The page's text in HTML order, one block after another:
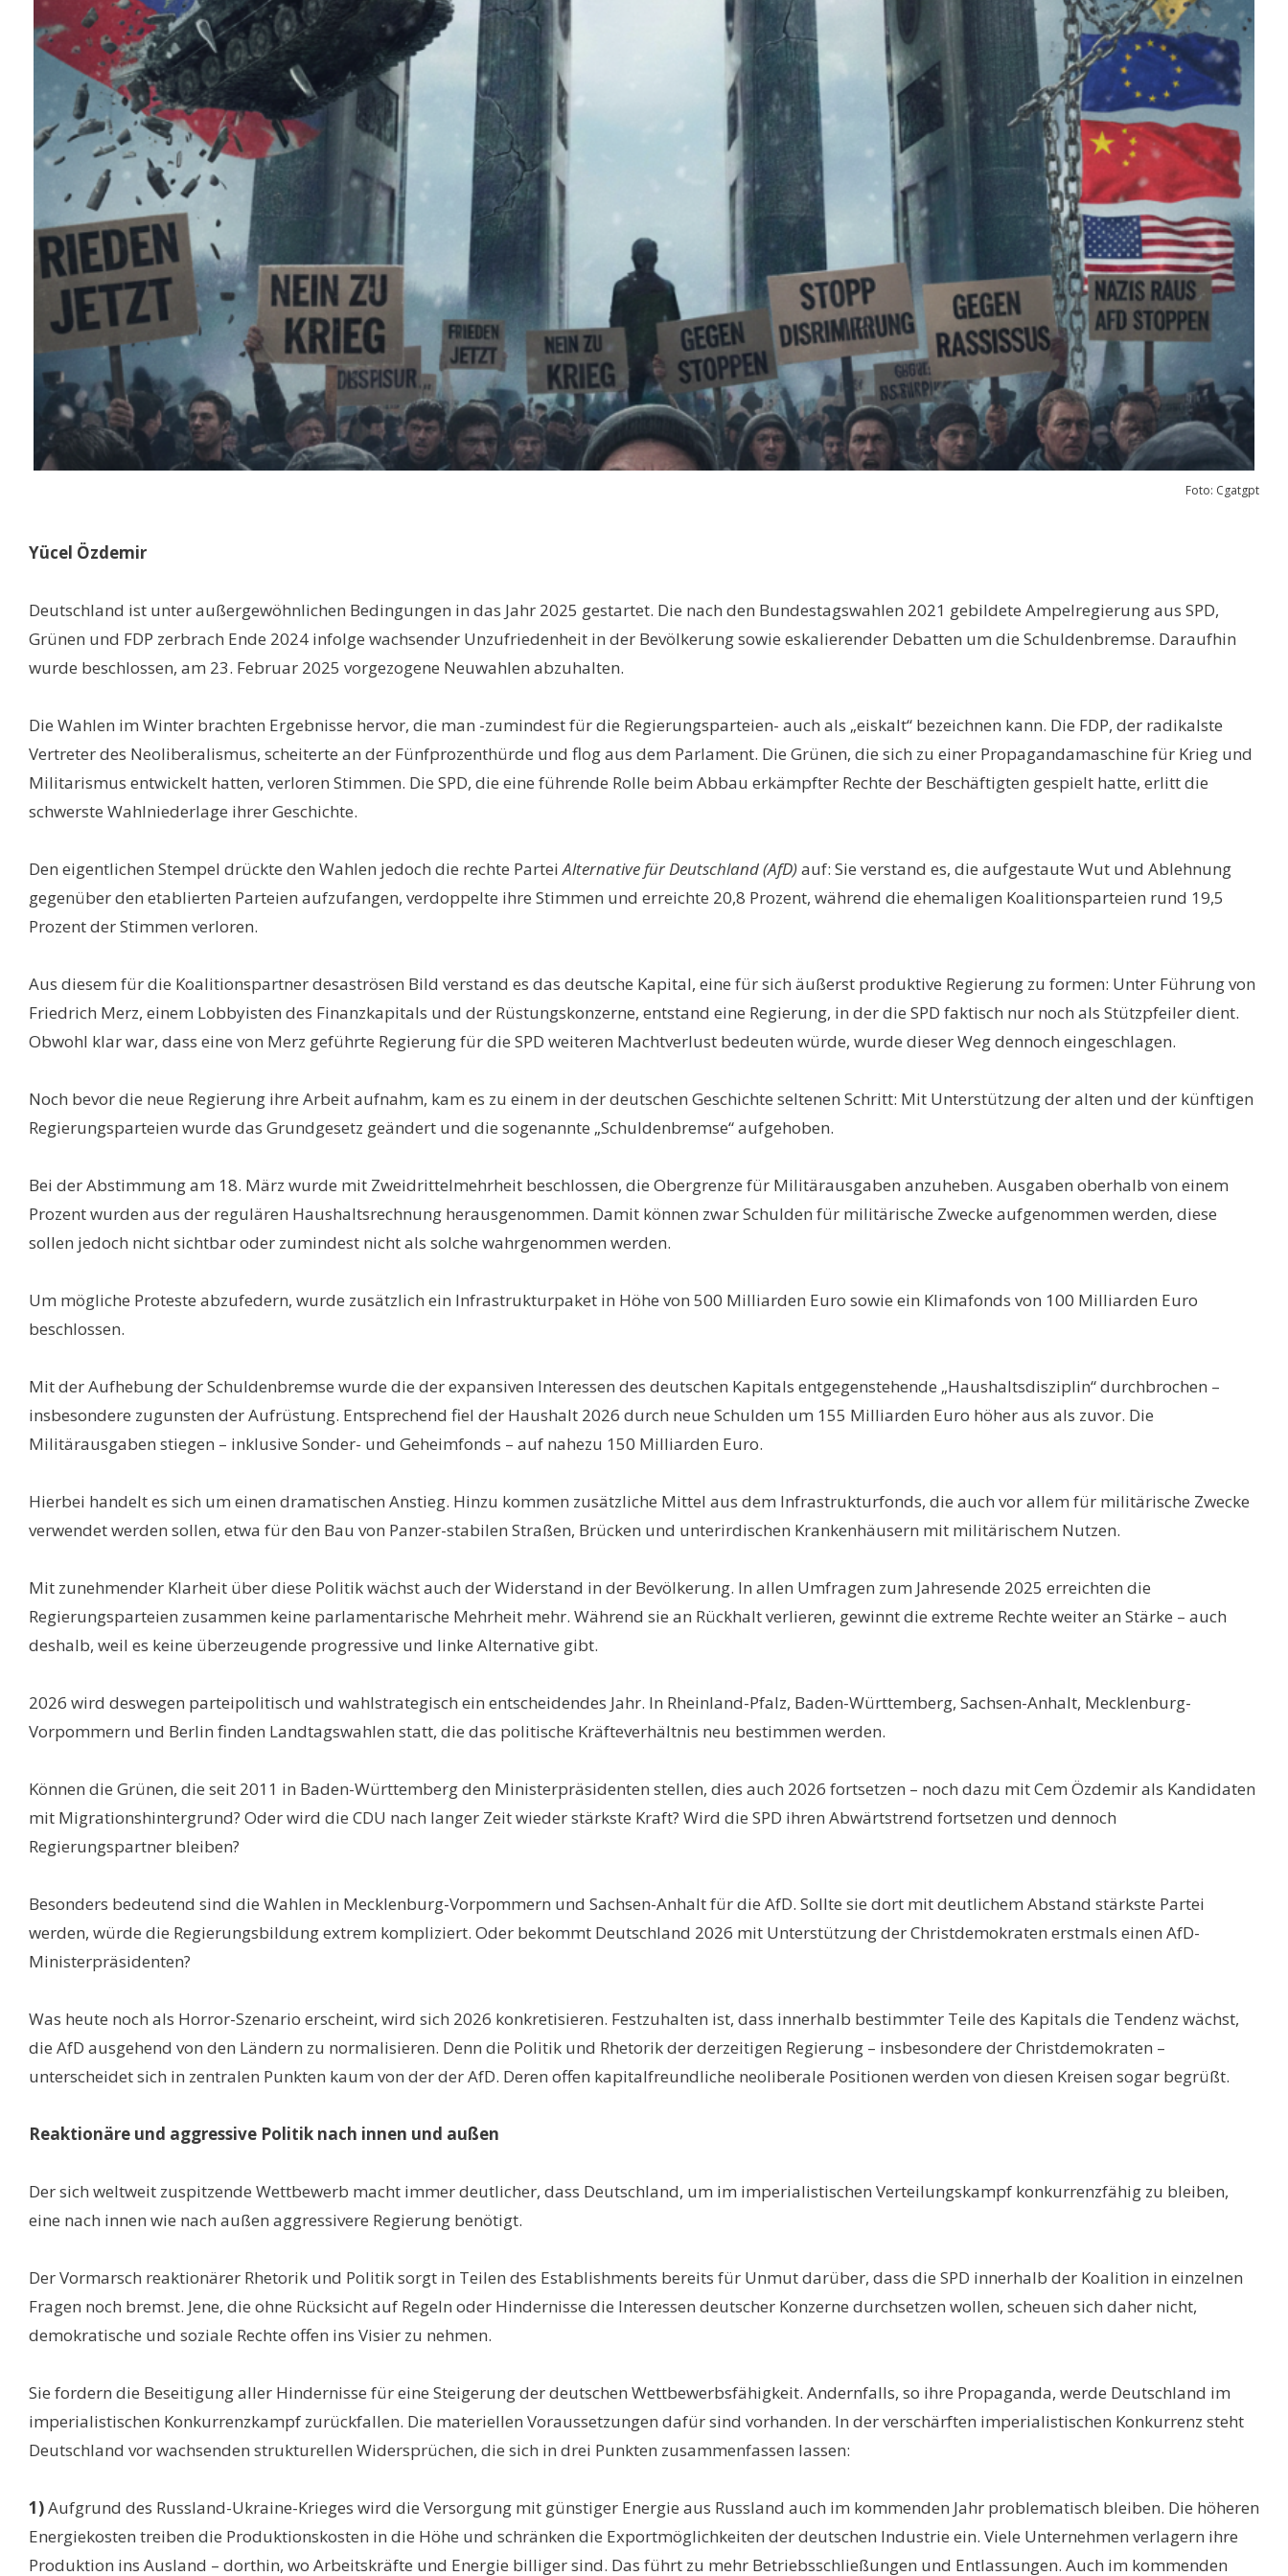
Foto: Cgatgpt
Yücel Özdemir
Deutschland ist unter außergewöhnlichen Bedingungen in das Jahr 2025 gestartet. Die nach den Bundestagswahlen 2021 gebildete Ampelregierung aus SPD,
Grünen und FDP zerbrach Ende 2024 infolge wachsender Unzufriedenheit in der Bevölkerung sowie eskalierender Debatten um die Schuldenbremse. Daraufhin
wurde beschlossen, am 23. Februar 2025 vorgezogene Neuwahlen abzuhalten.
Die Wahlen im Winter brachten Ergebnisse hervor, die man -zumindest für die Regierungsparteien- auch als „eiskalt“ bezeichnen kann. Die FDP, der radikalste
Vertreter des Neoliberalismus, scheiterte an der Fünfprozenthürde und flog aus dem Parlament. Die Grünen, die sich zu einer Propagandamaschine für Krieg und
Militarismus entwickelt hatten, verloren Stimmen. Die SPD, die eine führende Rolle beim Abbau erkämpfter Rechte der Beschäftigten gespielt hatte, erlitt die
schwerste Wahlniederlage ihrer Geschichte.
Den eigentlichen Stempel drückte den Wahlen jedoch die rechte ParteiAlternative für Deutschland (AfD)auf: Sie verstand es, die aufgestaute Wut und Ablehnung
gegenüber den etablierten Parteien aufzufangen, verdoppelte ihre Stimmen und erreichte 20,8 Prozent, während die ehemaligen Koalitionsparteien rund 19,5
Prozent der Stimmen verloren.
Aus diesem für die Koalitionspartner desaströsen Bild verstand es das deutsche Kapital, eine für sich äußerst produktive Regierung zu formen: Unter Führung von
Friedrich Merz, einem Lobbyisten des Finanzkapitals und der Rüstungskonzerne, entstand eine Regierung, in der die SPD faktisch nur noch als Stützpfeiler dient.
Obwohl klar war, dass eine von Merz geführte Regierung für die SPD weiteren Machtverlust bedeuten würde, wurde dieser Weg dennoch eingeschlagen.
Noch bevor die neue Regierung ihre Arbeit aufnahm, kam es zu einem in der deutschen Geschichte seltenen Schritt: Mit Unterstützung der alten und der künftigen
Regierungsparteien wurde das Grundgesetz geändert und die sogenannte „Schuldenbremse“ aufgehoben.
Bei der Abstimmung am 18. März wurde mit Zweidrittelmehrheit beschlossen, die Obergrenze für Militärausgaben anzuheben. Ausgaben oberhalb von einem
Prozent wurden aus der regulären Haushaltsrechnung herausgenommen. Damit können zwar Schulden für militärische Zwecke aufgenommen werden, diese
sollen jedoch nicht sichtbar oder zumindest nicht als solche wahrgenommen werden.
Um mögliche Proteste abzufedern, wurde zusätzlich ein Infrastrukturpaket in Höhe von 500 Milliarden Euro sowie ein Klimafonds von 100 Milliarden Euro
beschlossen.
Mit der Aufhebung der Schuldenbremse wurde die der expansiven Interessen des deutschen Kapitals entgegenstehende „Haushaltsdisziplin“ durchbrochen –
insbesondere zugunsten der Aufrüstung. Entsprechend fiel der Haushalt 2026 durch neue Schulden um 155 Milliarden Euro höher aus als zuvor. Die
Militärausgaben stiegen – inklusive Sonder- und Geheimfonds – auf nahezu 150 Milliarden Euro.
Hierbei handelt es sich um einen dramatischen Anstieg. Hinzu kommen zusätzliche Mittel aus dem Infrastrukturfonds, die auch vor allem für militärische Zwecke
verwendet werden sollen, etwa für den Bau von Panzer-stabilen Straßen, Brücken und unterirdischen Krankenhäusern mit militärischem Nutzen.
Mit zunehmender Klarheit über diese Politik wächst auch der Widerstand in der Bevölkerung. In allen Umfragen zum Jahresende 2025 erreichten die
Regierungsparteien zusammen keine parlamentarische Mehrheit mehr. Während sie an Rückhalt verlieren, gewinnt die extreme Rechte weiter an Stärke – auch
deshalb, weil es keine überzeugende progressive und linke Alternative gibt.
2026 wird deswegen parteipolitisch und wahlstrategisch ein entscheidendes Jahr. In Rheinland-Pfalz, Baden-Württemberg, Sachsen-Anhalt, Mecklenburg-
Vorpommern und Berlin finden Landtagswahlen statt, die das politische Kräfteverhältnis neu bestimmen werden.
Können die Grünen, die seit 2011 in Baden-Württemberg den Ministerpräsidenten stellen, dies auch 2026 fortsetzen – noch dazu mit Cem Özdemir als Kandidaten
mit Migrationshintergrund? Oder wird die CDU nach langer Zeit wieder stärkste Kraft? Wird die SPD ihren Abwärtstrend fortsetzen und dennoch
Regierungspartner bleiben?
Besonders bedeutend sind die Wahlen in Mecklenburg-Vorpommern und Sachsen-Anhalt für die AfD. Sollte sie dort mit deutlichem Abstand stärkste Partei
werden, würde die Regierungsbildung extrem kompliziert. Oder bekommt Deutschland 2026 mit Unterstützung der Christdemokraten erstmals einen AfD-
Ministerpräsidenten?
Was heute noch als Horror-Szenario erscheint, wird sich 2026 konkretisieren. Festzuhalten ist, dass innerhalb bestimmter Teile des Kapitals die Tendenz wächst,
die AfD ausgehend von den Ländern zu normalisieren. Denn die Politik und Rhetorik der derzeitigen Regierung – insbesondere der Christdemokraten –
unterscheidet sich in zentralen Punkten kaum von der der AfD. Deren offen kapitalfreundliche neoliberale Positionen werden von diesen Kreisen sogar begrüßt.
Reaktionäre und aggressive Politik nach innen und außen
Der sich weltweit zuspitzende Wettbewerb macht immer deutlicher, dass Deutschland, um im imperialistischen Verteilungskampf konkurrenzfähig zu bleiben,
eine nach innen wie nach außen aggressivere Regierung benötigt.
Der Vormarsch reaktionärer Rhetorik und Politik sorgt in Teilen des Establishments bereits für Unmut darüber, dass die SPD innerhalb der Koalition in einzelnen
Fragen noch bremst. Jene, die ohne Rücksicht auf Regeln oder Hindernisse die Interessen deutscher Konzerne durchsetzen wollen, scheuen sich daher nicht,
demokratische und soziale Rechte offen ins Visier zu nehmen.
Sie fordern die Beseitigung aller Hindernisse für eine Steigerung der deutschen Wettbewerbsfähigkeit. Andernfalls, so ihre Propaganda, werde Deutschland im
imperialistischen Konkurrenzkampf zurückfallen. Die materiellen Voraussetzungen dafür sind vorhanden. In der verschärften imperialistischen Konkurrenz steht
Deutschland vor wachsenden strukturellen Widersprüchen, die sich in drei Punkten zusammenfassen lassen:
1)Aufgrund des Russland-Ukraine-Krieges wird die Versorgung mit günstiger Energie aus Russland auch im kommenden Jahr problematisch bleiben. Die höheren
Energiekosten treiben die Produktionskosten in die Höhe und schränken die Exportmöglichkeiten der deutschen Industrie ein. Viele Unternehmen verlagern ihre
Produktion ins Ausland – dorthin, wo Arbeitskräfte und Energie billiger sind. Das führt zu mehr Betriebsschließungen und Entlassungen. Auch im kommenden